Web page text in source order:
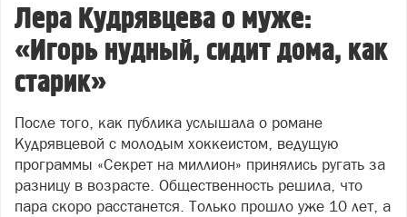
Лера Кудрявцева о муже:
«Игорь нудный, сидит дома, как
старик»
После того, как публика услышала о романе
Кудрявцевой с молодым хоккеистом, ведущую
программы «Секрет на миллион» принялись ругать за
разницу в возрасте. Общественность решила, что
пара скоро расстанется. Только прошло уже 10 лет, а